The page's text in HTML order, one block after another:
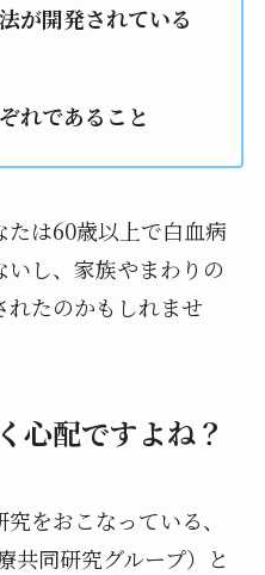
が開発されている
れであること
たは60歳以上で白血病
いし、家族やまわりの
れたのかもしれませ
心配ですよね？
をおこなっている、
共同研究グループ）と